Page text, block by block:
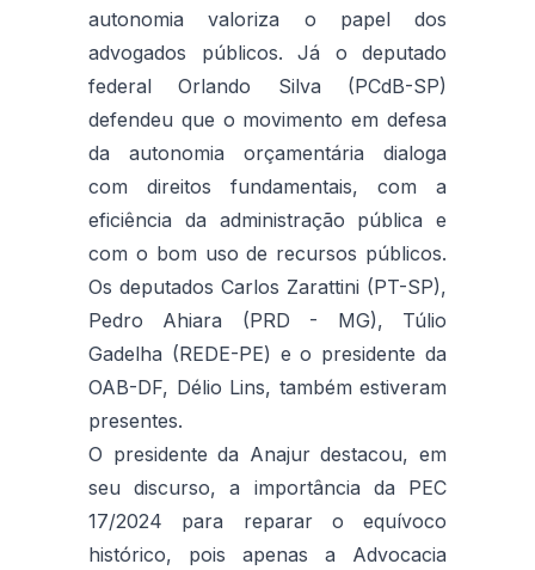
autonomia valoriza o papel dos
advogados públicos. Já o deputado
federal Orlando Silva (PCdB-SP)
defendeu que o movimento em defesa
da autonomia orçamentária dialoga
com direitos fundamentais, com a
eficiência da administração pública e
com o bom uso de recursos públicos.
Os deputados Carlos Zarattini (PT-SP),
Pedro Ahiara (PRD - MG), Túlio
Gadelha (REDE-PE) e o presidente da
OAB-DF, Délio Lins, também estiveram
presentes.
O presidente da Anajur destacou, em
seu discurso, a importância da PEC
17/2024 para reparar o equívoco
histórico, pois apenas a Advocacia